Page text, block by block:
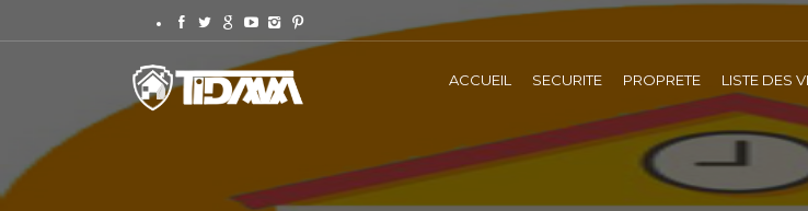
ACCUEIL SECURITE PROPRETE LISTE DES